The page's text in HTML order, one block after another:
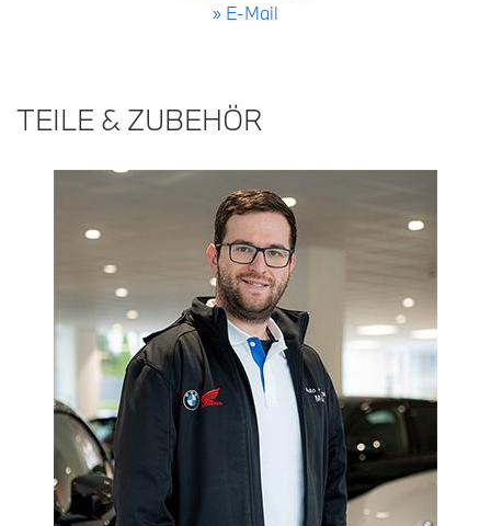
» E-Mail
TEILE & ZUBEHÖR